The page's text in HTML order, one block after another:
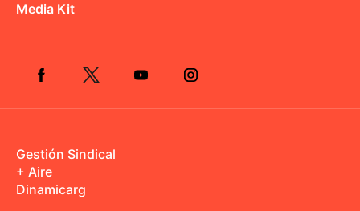
Media Kit
Gestión Sindical
+ Aire
Dinamicarg